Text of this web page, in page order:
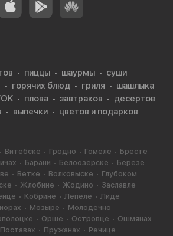
пиццы шаурмы
суши
горячих блюд гриля
шашлыка
плова завтраков
десертов
выпечки
цветов и подарков
Витебске Гродно Гомеле
Бресте
Барани Белоозерске
Березе
Ветке Волковыске
Глубоком
Жлобине Жодино
Заславле
Кобрине Лепеле
Лиде
Мозыре
Молодечно
Орше Островце
Ошмянах
Поставах Пружанах
Речице